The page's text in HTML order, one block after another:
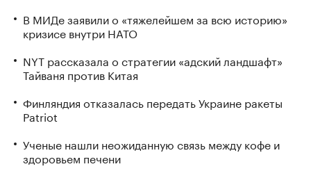
В МИДе заявили о «тяжелейшем за всю историю»
кризисе внутри НАТО
NYT рассказала о стратегии «адский ландшафт»
Тайваня против Китая
Финляндия отказалась передать Украине ракеты
Patriot
Ученые нашли неожиданную связь между кофе и
здоровьем печени